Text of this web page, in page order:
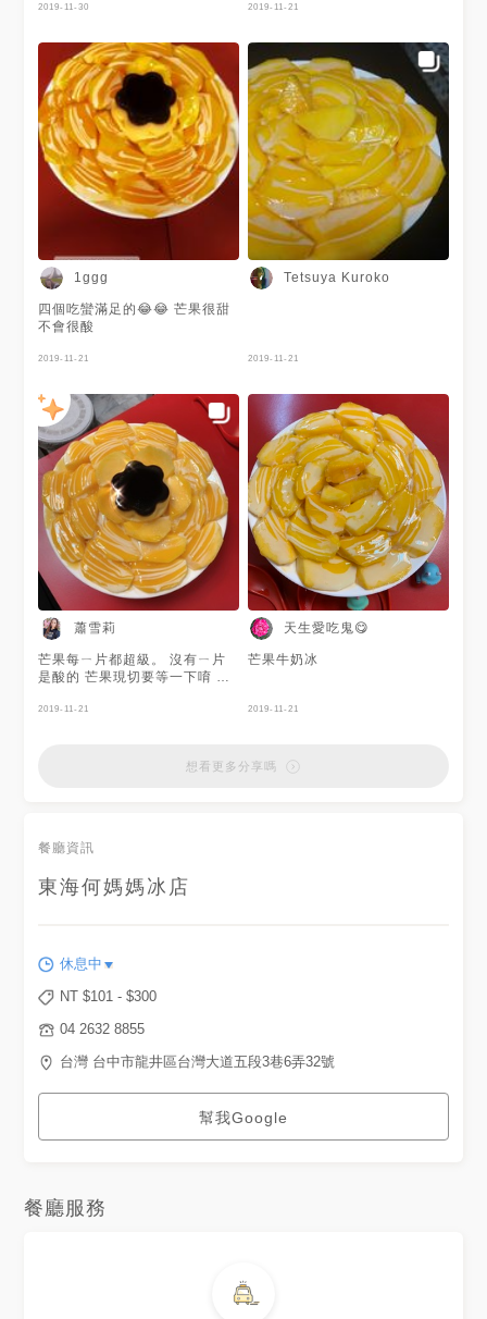
2019-11-30
天限定，冬天有草莓唷！
2019-11-21
1ggg
四個吃蠻滿足的😂😂 芒果很甜
不會很酸
2019-11-21
Tetsuya Kuroko
2019-11-21
蕭雪莉
芒果每ㄧ片都超級。 沒有ㄧ片
是酸的 芒果現切要等一下唷 加
2019-11-21
天生愛吃鬼😋
芒果牛奶冰
2019-11-21
想看更多分享嗎
餐廳資訊
東海何媽媽冰店
休息中
NT $101 - $300
04 2632 8855
台灣 台中市龍井區台灣大道五段3巷6弄32號
幫我Google
餐廳服務